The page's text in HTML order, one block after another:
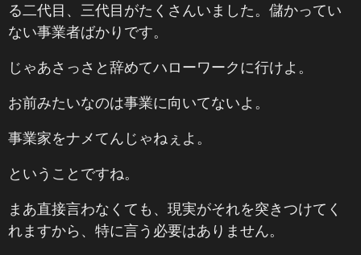
る二代目、三代目がたくさんいました。儲かってい
ない事業者ばかりです。
じゃあさっさと辞めてハローワークに行けよ。
お前みたいなのは事業に向いてないよ。
事業家をナメてんじゃねぇよ。
ということですね。
まあ直接言わなくても、現実がそれを突きつけてく
れますから、特に言う必要はありません。